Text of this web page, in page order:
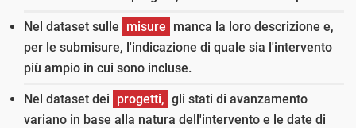
Nel dataset sulle misure manca la loro descrizione e,
per le submisure, l'indicazione di quale sia l'intervento
più ampio in cui sono incluse.
Nel dataset dei progetti, gli stati di avanzamento
variano in base alla natura dell'intervento e le date di